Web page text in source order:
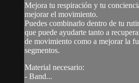
Mejora tu respiración y tu
mejorar el movimiento.
Puedes combinarlo dentro de tu
que puede ayudarte tanto a
de movimiento como a mejorar la
segmentos.
Material necesario:
- Band...